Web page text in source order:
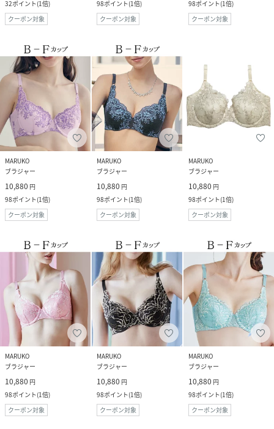
32ポイント(1倍)
クーポン対象
98ポイント(1倍)
クーポン対象
98ポイント(1倍)
クーポン対象
MARUKO
ブラジャー
10,880 円
98ポイント(1倍)
クーポン対象
MARUKO
ブラジャー
10,880 円
98ポイント(1倍)
クーポン対象
MARUKO
ブラジャー
10,880 円
98ポイント(1倍)
クーポン対象
MARUKO
ブラジャー
10,880 円
98ポイント(1倍)
クーポン対象
MARUKO
ブラジャー
10,880 円
98ポイント(1倍)
クーポン対象
MARUKO
ブラジャー
10,880 円
98ポイント(1倍)
クーポン対象